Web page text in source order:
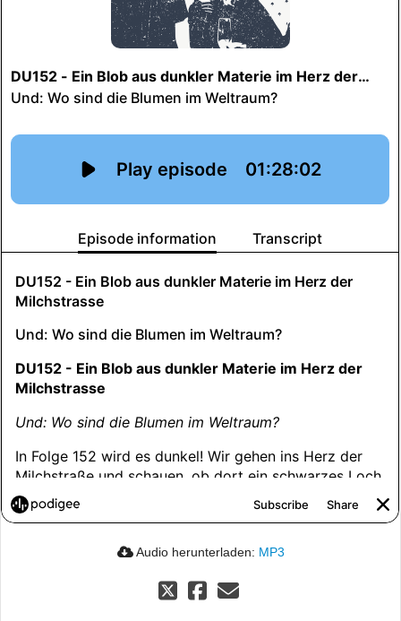
Audio herunterladen: MP3